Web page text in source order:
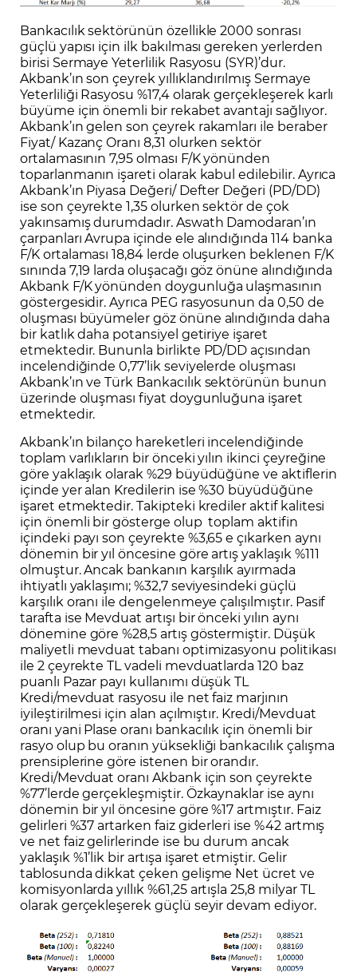
Bankacılık sektörünün özellikle 2000 sonrası
güçlü yapısı için ilk bakılması gereken yerlerden
birisi Sermaye Yeterlilik Rasyosu (SYR)’dur.
Akbank’ın son çeyrek yıllıklandırılmış Sermaye
Yeterliliği Rasyosu %17,4 olarak gerçekleşerek karlı
büyüme için önemli bir rekabet avantajı sağlıyor.
Akbank’ın gelen son çeyrek rakamları ile beraber
Fiyat/ Kazanç Oranı 8,31 olurken sektör
ortalamasının 7,95 olması F/K yönünden
toparlanmanın işareti olarak kabul edilebilir. Ayrıca
Akbank’ın Piyasa Değeri/ Defter Değeri (PD/DD)
ise son çeyrekte 1,35 olurken sektör de çok
yakınsamış durumdadır. Aswath Damodaran’ın
çarpanları Avrupa içinde ele alındığında 114 banka
F/K ortalaması 18,84 lerde oluşurken beklenen F/K
sınında 7,19 larda oluşacağı göz önüne alındığında
Akbank F/K yönünden doygunluğa ulaşmasının
göstergesidir. Ayrıca PEG rasyosunun da 0,50 de
oluşması büyümeler göz önüne alındığında daha
bir katlık daha potansiyel getiriye işaret
etmektedir. Bununla birlikte PD/DD açısından
incelendiğinde 0,77’lik seviyelerde oluşması
Akbank’ın ve Türk Bankacılık sektörünün bunun
üzerinde oluşması fiyat doygunluğuna işaret
etmektedir.
Akbank’ın bilanço hareketleri incelendiğinde
toplam varlıkların bir önceki yılın ikinci çeyreğine
göre yaklaşık olarak %29 büyüdüğüne ve aktiflerin
içinde yer alan Kredilerin ise %30 büyüdüğüne
işaret etmektedir. Takipteki krediler aktif kalitesi
için önemli bir gösterge olup toplam aktifin
içindeki payı son çeyrekte %3,65 e çıkarken aynı
dönemin bir yıl öncesine göre artış yaklaşık %111
olmuştur. Ancak bankanın karşılık ayırmada
ihtiyatlı yaklaşımı; %32,7 seviyesindeki güçlü
karşılık oranı ile dengelenmeye çalışılmıştır. Pasif
tarafta ise Mevduat artışı bir önceki yılın aynı
dönemine göre %28,5 artış göstermiştir. Düşük
maliyetli mevduat tabanı optimizasyonu politikası
ile 2 çeyrekte TL vadeli mevduatlarda 120 baz
puanlı Pazar payı kullanımı düşük TL
Kredi/mevduat rasyosu ile net faiz marjının
iyileştirilmesi için alan açılmıştır. Kredi/Mevduat
oranı yani Plase oranı bankacılık için önemli bir
rasyo olup bu oranın yüksekliği bankacılık çalışma
prensiplerine göre istenen bir orandır.
Kredi/Mevduat oranı Akbank için son çeyrekte
%77’lerde gerçekleşmiştir. Özkaynaklar ise aynı
dönemin bir yıl öncesine göre %17 artmıştır. Faiz
gelirleri %37 artarken faiz giderleri ise %42 artmış
ve net faiz gelirlerinde ise bu durum ancak
yaklaşık %1’lik bir artışa işaret etmiştir. Gelir
tablosunda dikkat çeken gelişme Net ücret ve
komisyonlarda yıllık %61,25 artışla 25,8 milyar TL
olarak gerçekleşerek güçlü seyir devam ediyor.